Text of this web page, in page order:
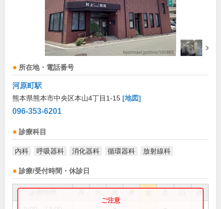
所在地・電話番号
河原町駅
熊本県熊本市中央区本山4丁目1-15 [地図]
096-353-6201
診療科目
内科 呼吸器科 消化器科 循環器科 放射線科
診療/受付時間・休診日
祝